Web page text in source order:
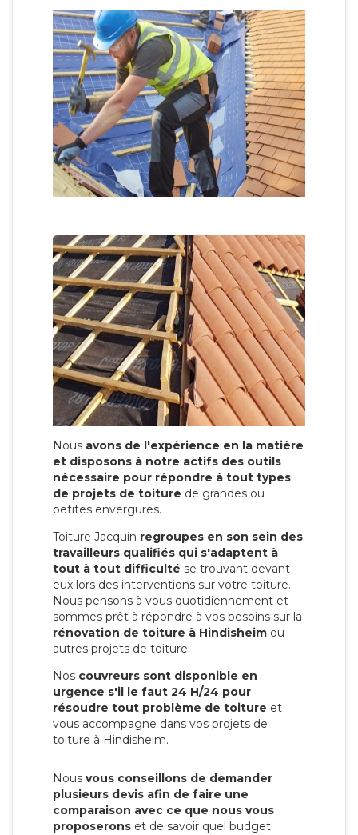
Nous avons de l'expérience en la matière
et disposons à notre actifs des outils
nécessaire pour répondre à tout types
de projets de toiture de grandes ou
petites envergures.
Toiture Jacquin regroupes en son sein des
travailleurs qualifiés qui s'adaptent à
tout à tout difficulté se trouvant devant
eux lors des interventions sur votre toiture.
Nous pensons à vous quotidiennement et
sommes prêt à répondre à vos besoins sur la
rénovation de toiture à Hindisheim ou
autres projets de toiture.
Nos couvreurs sont disponible en
urgence s'il le faut 24 H/24 pour
résoudre tout problème de toiture et
vous accompagne dans vos projets de
toiture à Hindisheim.
Nous vous conseillons de demander
plusieurs devis afin de faire une
comparaison avec ce que nous vous
proposerons et de savoir quel budget